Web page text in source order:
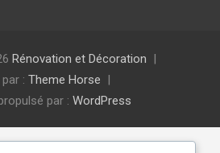
Rénovation et Décoration
: Theme Horse
par : WordPress